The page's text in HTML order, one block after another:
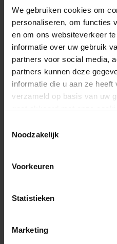
We gebruiken cookies om
personaliseren, om functies
en om ons websiteverkeer
informatie over uw gebruik
partners voor social media,
partners kunnen deze
informatie die u aan ze
verzameld op basis van uw
Noodzakelijk
Voorkeuren
Statistieken
Marketing
Deze shorts zijn super
elke work-out. De shorts
met ritssluiting zodat je
tijdens het springen, een must
trampolinespringer. De
wij aan om voor vrouwen
shorts bestaan voor 96% uit
Het model op de foto is